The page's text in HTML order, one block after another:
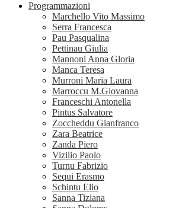
Programmazioni
Marchello Vito Massimo
Serra Francesca
Pau Pasqualina
Pettinau Giulia
Mannoni Anna Gloria
Manca Teresa
Murroni Maria Laura
Marroccu M.Giovanna
Franceschi Antonella
Pintus Salvatore
Zoccheddu Gianfranco
Zara Beatrice
Zanda Piero
Vizilio Paolo
Turnu Fabrizio
Sequi Erasmo
Schintu Elio
Sanna Tiziana